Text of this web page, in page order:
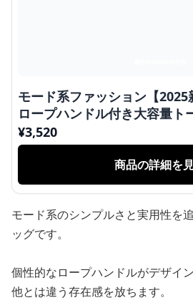
モード系ファッション【
ロープハンドル付き大容量ト
ル＆高見えデザイン
¥3,520
商品の詳細を
モード系のシンプルさと実用性を
ッグです。
個性的なロープハンドルがデザイ
他とは違う存在感を放ちます。